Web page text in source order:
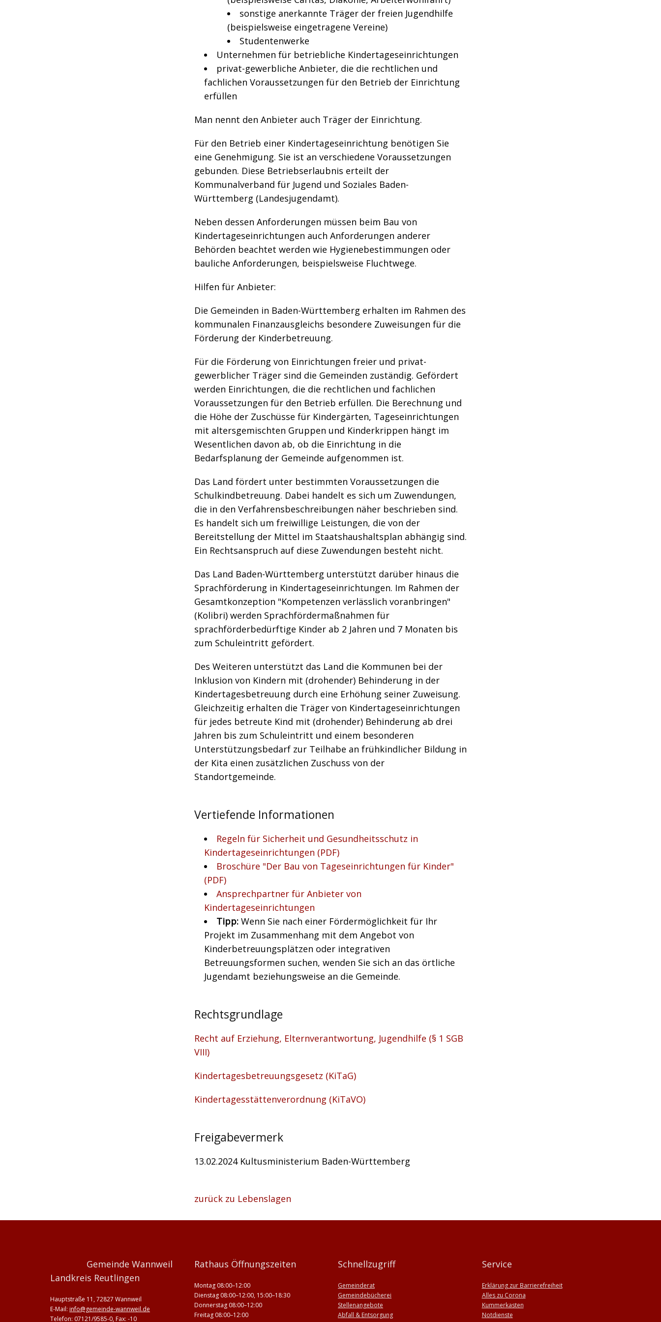
sonstige anerkannte Träger der freien Jugendhilfe
(beispielsweise eingetragene Vereine)
Studentenwerke
Unternehmen für betriebliche Kindertageseinrichtungen
privat-gewerbliche Anbieter, die die rechtlichen und
fachlichen Voraussetzungen für den Betrieb der Einrichtung
erfüllen
Man nennt den Anbieter auch Träger der Einrichtung.
Für den Betrieb einer Kindertageseinrichtung benötigen Sie
eine Genehmigung. Sie ist an verschiedene Voraussetzungen
gebunden. Diese Betriebserlaubnis erteilt der
Kommunalverband für Jugend und Soziales Baden-
Württemberg (Landesjugendamt).
Neben dessen Anforderungen müssen beim Bau von
Kindertageseinrichtungen auch Anforderungen anderer
Behörden beachtet werden wie Hygienebestimmungen oder
bauliche Anforderungen, beispielsweise Fluchtwege.
Hilfen für Anbieter:
Die Gemeinden in Baden-Württemberg erhalten im Rahmen des
kommunalen Finanzausgleichs besondere Zuweisungen für die
Förderung der Kinderbetreuung.
Für die Förderung von Einrichtungen freier und privat-
gewerblicher Träger sind die Gemeinden zuständig. Gefördert
werden Einrichtungen, die die rechtlichen und fachlichen
Voraussetzungen für den Betrieb erfüllen. Die Berechnung und
die Höhe der Zuschüsse für Kindergärten, Tageseinrichtungen
mit altersgemischten Gruppen und Kinderkrippen hängt im
Wesentlichen davon ab, ob die Einrichtung in die
Bedarfsplanung der Gemeinde aufgenommen ist.
Das Land fördert unter bestimmten Voraussetzungen die
Schulkindbetreuung. Dabei handelt es sich um Zuwendungen,
die in den Verfahrensbeschreibungen näher beschrieben sind.
Es handelt sich um freiwillige Leistungen, die von der
Bereitstellung der Mittel im Staatshaushaltsplan abhängig sind.
Ein Rechtsanspruch auf diese Zuwendungen besteht nicht.
Das Land Baden-Württemberg unterstützt darüber hinaus die
Sprachförderung in Kindertageseinrichtungen. Im Rahmen der
Gesamtkonzeption "Kompetenzen verlässlich voranbringen"
(Kolibri) werden Sprachfördermaßnahmen für
sprachförderbedürftige Kinder ab 2 Jahren und 7 Monaten bis
zum Schuleintritt gefördert.
Des Weiteren unterstützt das Land die Kommunen bei der
Inklusion von Kindern mit (drohender) Behinderung in der
Kindertagesbetreuung durch eine Erhöhung seiner Zuweisung.
Gleichzeitig erhalten die Träger von Kindertageseinrichtungen
für jedes betreute Kind mit (drohender) Behinderung ab drei
Jahren bis zum Schuleintritt und einem besonderen
Unterstützungsbedarf zur Teilhabe an frühkindlicher Bildung in
der Kita einen zusätzlichen Zuschuss von der
Standortgemeinde.
Vertiefende Informationen
Regeln für Sicherheit und Gesundheitsschutz in
Kindertageseinrichtungen (PDF)
Broschüre "Der Bau von Tageseinrichtungen für Kinder"
(PDF)
Ansprechpartner für Anbieter von
Kindertageseinrichtungen
Tipp:Wenn Sie nach einer Fördermöglichkeit für Ihr
Projekt im Zusammenhang mit dem Angebot von
Kinderbetreuungsplätzen oder integrativen
Betreuungsformen suchen, wenden Sie sich an das örtliche
Jugendamt beziehungsweise an die Gemeinde.
Rechtsgrundlage
Recht auf Erziehung, Elternverantwortung, Jugendhilfe (§ 1 SGB
VIII)
Kindertagesbetreuungsgesetz (KiTaG)
Kindertagesstättenverordnung (KiTaVO)
Freigabevermerk
13.02.2024 Kultusministerium Baden-Württemberg
zurück zu Lebenslagen
Gemeinde Wannweil
Landkreis Reutlingen
Hauptstraße 11, 72827 Wannweil
E-Mail: info@gemeinde-wannweil.de
Telefon: 07121/9585-0, Fax: -10
Rathaus Öffnungszeiten
Montag 08:00–12:00
Dienstag 08:00–12:00, 15:00–18:30
Donnerstag 08:00–12:00
Freitag 08:00–12:00
Schnellzugriff
Gemeinderat
Gemeindebücherei
Stellenangebote
Abfall & Entsorgung
Service
Erklärung zur Barrierefreiheit
Alles zu Corona
Kummerkasten
Notdienste